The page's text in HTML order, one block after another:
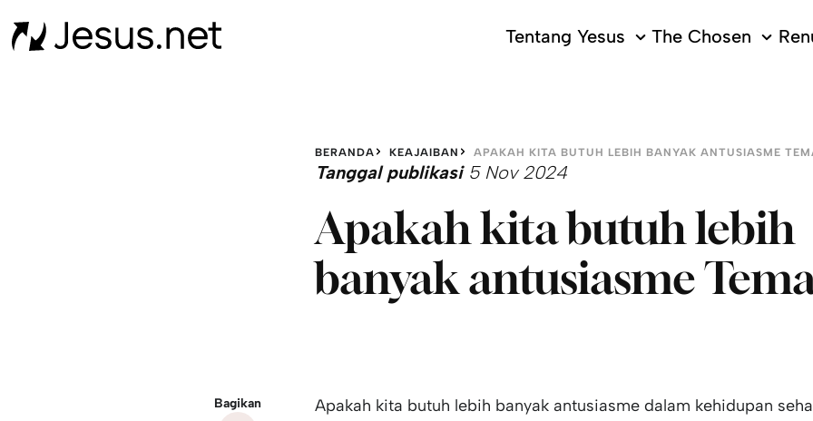
Tentang Yesus The Chosen
BERANDA KEAJAIBAN APAKAH KITA BUTUH LEBIH BANYAK ANTUSIASME
Tanggal publikasi5 Nov 2024
Apakah kita butuh lebih
banyak antusiasme
Bagikan Apakah kita butuh lebih banyak antusiasme dalam kehidupan